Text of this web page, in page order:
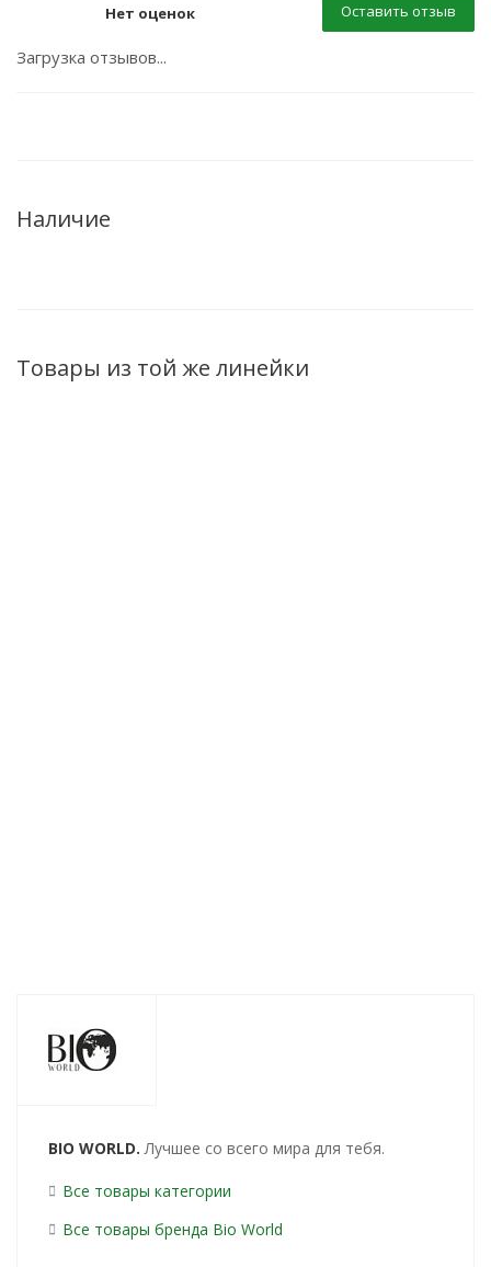
Нет оценок Оставить отзыв
Загрузка отзывов...
Наличие
Товары из той же линейки
BIO WORLD. Лучшее со всего мира для тебя.
Все товары категории
Все товары бренда Bio World